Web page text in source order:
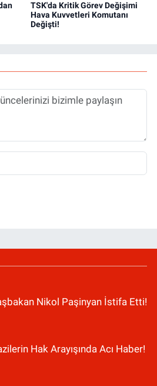
TSK'da Kritik Görev Değişimi
Hava Kuvvetleri Komutanı
Değişti!
Nikol Paşinyan İstifa Etti!
Hak Arayışında Acı Haber!